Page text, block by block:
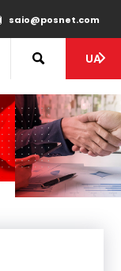
saio@posnet.com
UA